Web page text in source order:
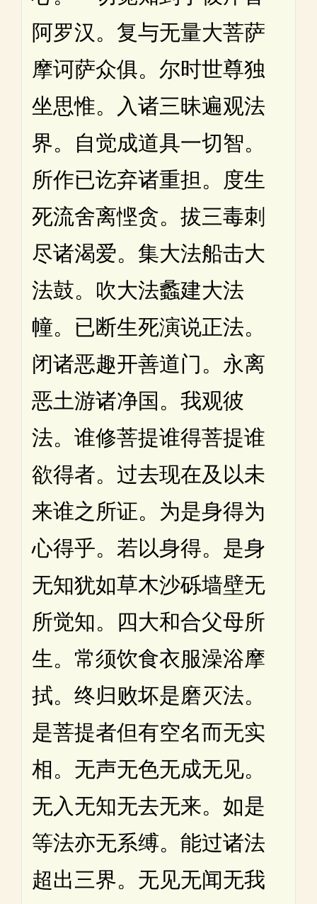
阿罗汉。复与无量大菩萨
摩诃萨众俱。尔时世尊独
坐思惟。入诸三昧遍观法
界。自觉成道具一切智。
所作已讫弃诸重担。度生
死流舍离悭贪。拔三毒刺
尽诸渴爱。集大法船击大
法鼓。吹大法蠡建大法
幢。已断生死演说正法。
闭诸恶趣开善道门。永离
恶土游诸净国。我观彼
法。谁修菩提谁得菩提谁
欲得者。过去现在及以未
来谁之所证。为是身得为
心得乎。若以身得。是身
无知犹如草木沙砾墙壁无
所觉知。四大和合父母所
生。常须饮食衣服澡浴摩
拭。终归败坏是磨灭法。
是菩提者但有空名而无实
相。无声无色无成无见。
无入无知无去无来。如是
等法亦无系缚。能过诸法
超出三界。无见无闻无我